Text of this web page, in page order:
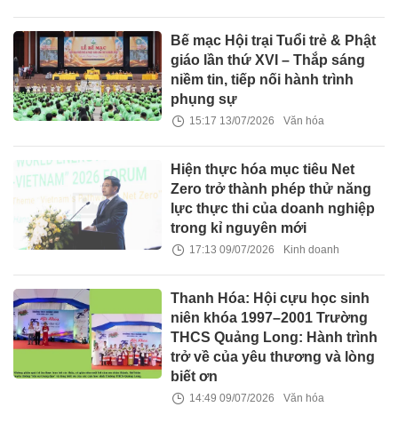
Bế mạc Hội trại Tuổi trẻ & Phật
giáo lần thứ XVI – Thắp sáng
niềm tin, tiếp nối hành trình
phụng sự
15:17 13/07/2026 Văn hóa
Hiện thực hóa mục tiêu Net
Zero trở thành phép thử năng
lực thực thi của doanh nghiệp
trong kỉ nguyên mới
17:13 09/07/2026 Kinh doanh
Thanh Hóa: Hội cựu học sinh
niên khóa 1997–2001 Trường
THCS Quảng Long: Hành trình
trở về của yêu thương và lòng
biết ơn
14:49 09/07/2026 Văn hóa